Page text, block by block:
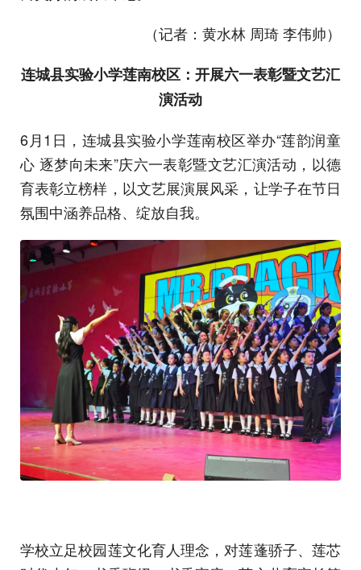
（记者：黄水林 周琦 李伟帅）
连城县实验小学莲南校区：开展六一表彰暨文艺汇
演活动
6月1日，连城县实验小学莲南校区举办“莲韵润童
心 逐梦向未来”庆六一表彰暨文艺汇演活动，以德
育表彰立榜样，以文艺展演展风采，让学子在节日
氛围中涵养品格、绽放自我。
学校立足校园莲文化育人理念，对莲蓬骄子、莲芯